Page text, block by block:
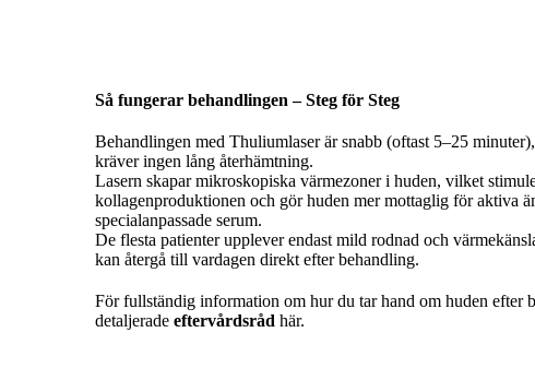
Så fungerar behandlingen – Steg för Steg
Behandlingen med Thuliumlaser är snabb (oftast 5–25
kräver ingen lång återhämtning.
Lasern skapar mikroskopiska värmezoner i huden, vilket
kollagenproduktionen och gör huden mer mottaglig för aktiva
specialanpassade serum.
De flesta patienter upplever endast mild rodnad och
kan återgå till vardagen direkt efter behandling.
För fullständig information om hur du tar hand om huden efter
detaljerade eftervårdsråd här.